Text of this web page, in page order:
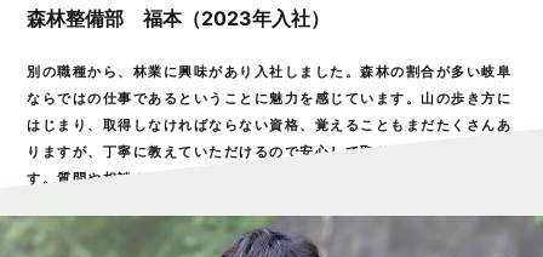
森林整備部 福本（2023年入社）
別の職種から、林業に興味があり入社しました。森林の割合が多い岐阜
ならではの仕事であるということに魅力を感じています。山の歩き方に
はじまり、取得しなければならない資格、覚えることもまだたくさんあ
りますが、丁寧に教えていただけるので安心して取り組むことができま
す。質問や相談もしやすい環境だと感じます。